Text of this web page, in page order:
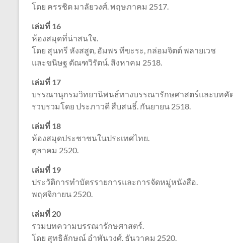
โดย ครรชิต มาลัยวงศ์. พฤษภาคม 2517.
เล่มที่ 16
ห้องสมุดที่น่าสนใจ.
โดย สุนทรี หังสสูต, อัมพร ทีขะระ, กล่อมจิตต์ พลายเวช
และขนิษฐ ตัณฑวิรัตน์. สิงหาคม 2518.
เล่มที่ 17
บรรณานุกรมวิทยานิพนธ์ทางบรรณารักษศาสตร์และบทคั
รวบรวมโดย ประภาวดี สืบสนธิ์. กันยายน 2518.
เล่มที่ 18
ห้องสมุดประชาชนในประเทศไทย.
ตุลาคม 2520.
เล่มที่ 19
ประวัติการทำบัตรรายการและการจัดหมู่หนังสือ.
พฤศจิกายน 2520.
เล่มที่ 20
รวมบทความบรรณารักษศาสตร์.
โดย สุทธิลักษณ์ อำพันวงศ์. ธันวาคม 2520.